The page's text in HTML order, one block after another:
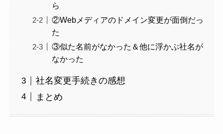
ら
②Webメディアのドメイン変更が面倒だっ
た
③似た名前がなかった＆他に浮かぶ社名が
なかった
社名変更手続きの感想
まとめ